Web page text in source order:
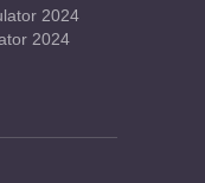
2024
2024